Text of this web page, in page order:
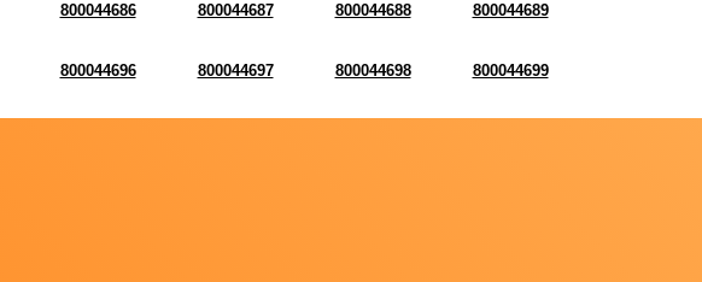
800044686 800044687 800044688 800044689
800044696 800044697 800044698 800044699